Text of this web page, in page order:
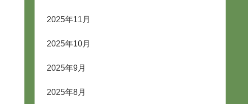
2025年11月
2025年10月
2025年9月
2025年8月